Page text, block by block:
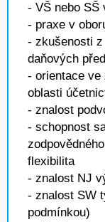
- VŠ nebo SŠ
- praxe v
- zkušenosti
daňových
- orientace ve
oblasti
- znalost
- schopnost
flexibilita
- znalost NJ
- znalost SW
podmínkou)